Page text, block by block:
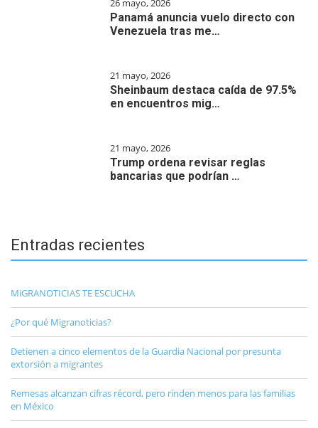
26 mayo, 2026
Panamá anuncia vuelo directo con
Venezuela tras me…
21 mayo, 2026
Sheinbaum destaca caída de 97.5%
en encuentros mig…
21 mayo, 2026
Trump ordena revisar reglas
bancarias que podrían …
Entradas recientes
MiGRANOTICIAS TE ESCUCHA
¿Por qué Migranoticias?
Detienen a cinco elementos de la Guardia Nacional por presunta
extorsión a migrantes
Remesas alcanzan cifras récord, pero rinden menos para las familias
en México